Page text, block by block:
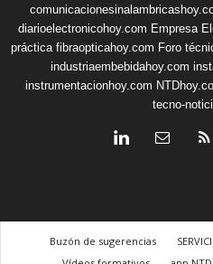
diarioelectronicohoy.com Empresa
práctica fibraopticahoy.com Foro
industriaembebidahoy.com
instrumentacionhoy.com
tecno-
Buzón de sugerencias